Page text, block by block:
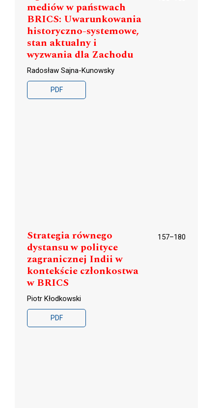
mediów w państwach
BRICS: Uwarunkowania
historyczno-systemowe,
stan aktualny i
wyzwania dla Zachodu
Radosław Sajna-Kunowsky
PDF
Strategia równego
dystansu w polityce
zagranicznej Indii w
kontekście członkostwa
w BRICS
157–180
Piotr Kłodkowski
PDF